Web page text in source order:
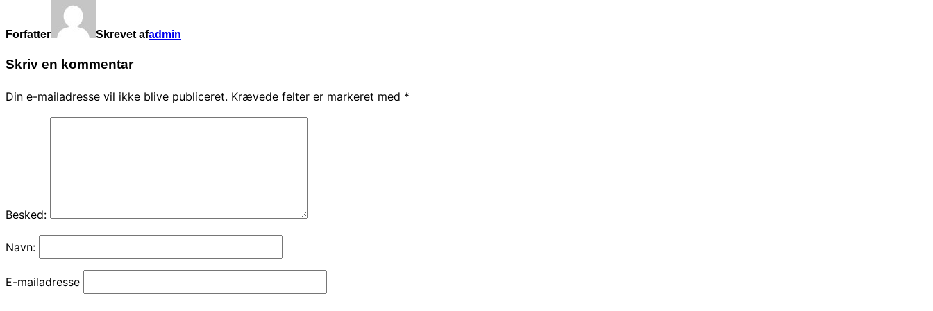
Forfatter Skrevet afadmin
Skriv en kommentar
Din e-mailadresse vil ikke blive publiceret. Krævede felter er markeret med *
Besked:
Navn:
E-mailadresse